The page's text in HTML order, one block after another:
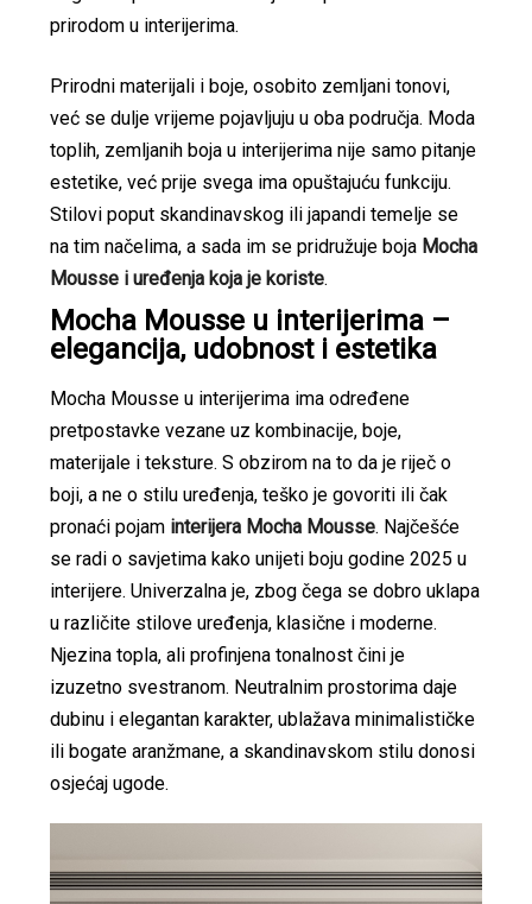
prirodom u interijerima.
Prirodni materijali i boje, osobito zemljani tonovi,
već se dulje vrijeme pojavljuju u oba područja. Moda
toplih, zemljanih boja u interijerima nije samo pitanje
estetike, već prije svega ima opuštajuću funkciju.
Stilovi poput skandinavskog ili japandi temelje se
na tim načelima, a sada im se pridružuje boja Mocha
Mousse i uređenja koja je koriste.
Mocha Mousse u interijerima –
elegancija, udobnost i estetika
Mocha Mousse u interijerima ima određene
pretpostavke vezane uz kombinacije, boje,
materijale i teksture. S obzirom na to da je riječ o
boji, a ne o stilu uređenja, teško je govoriti ili čak
pronaći pojam interijera Mocha Mousse. Najčešće
se radi o savjetima kako unijeti boju godine 2025 u
interijere. Univerzalna je, zbog čega se dobro uklapa
u različite stilove uređenja, klasične i moderne.
Njezina topla, ali profinjena tonalnost čini je
izuzetno svestranom. Neutralnim prostorima daje
dubinu i elegantan karakter, ublažava minimalističke
ili bogate aranžmane, a skandinavskom stilu donosi
osjećaj ugode.